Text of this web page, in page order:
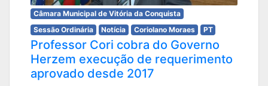
Câmara Municipal de Vitória da Conquista
Sessão Ordinária
Notícia Coriolano Moraes PT
Professor Cori cobra do Governo
Herzem execução de requerimento
aprovado desde 2017